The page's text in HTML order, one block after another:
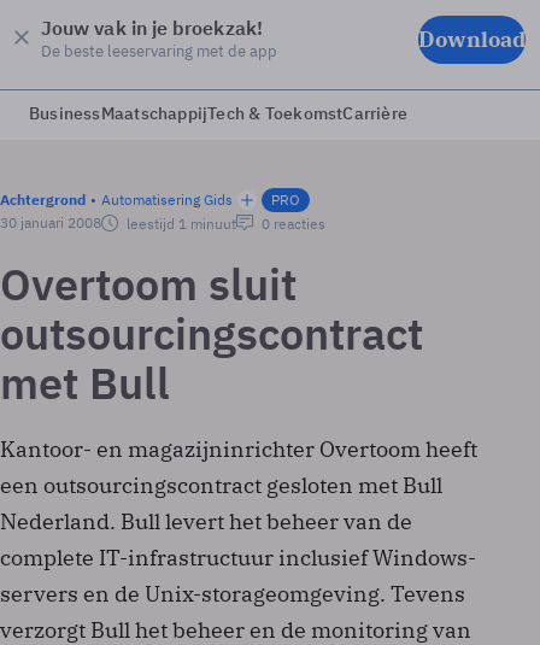
Jouw vak in je broekzak!
De beste leeservaring met de app Download
BusinessMaatschappijTech & ToekomstCarrière
Achtergrond Automatisering Gids
PRO
30 januari 2008
leestijd 1 minuut 0 reacties
Overtoom sluit
outsourcingscontract
met Bull
Kantoor- en magazijninrichter Overtoom heeft
een outsourcingscontract gesloten met Bull
Nederland. Bull levert het beheer van de
complete IT-infrastructuur inclusief Windows-
servers en de Unix-storageomgeving. Tevens
verzorgt Bull het beheer en de monitoring van